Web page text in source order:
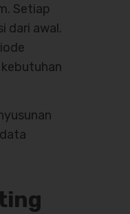
Setiap
dari awal.